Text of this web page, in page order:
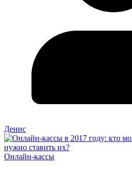
Денис
Онлайн-кассы